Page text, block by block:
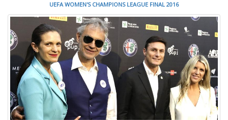
UEFA WOMEN'S CHAMPIONS LEAGUE FINAL 2016